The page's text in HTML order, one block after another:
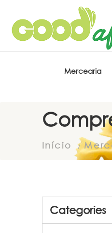
Mercearia
Início
Categories